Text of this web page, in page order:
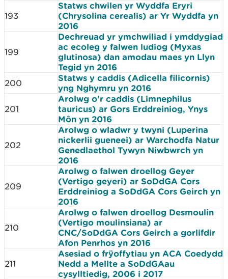
193
Statws chwilen yr Wyddfa Eryri
(Chrysolina cerealis) ar Yr Wyddfa yn
2016
199
Dechreuad yr ymchwiliad i ymddygiad
ac ecoleg y falwen ludiog (Myxas
glutinosa) dan amodau maes yn Llyn
Tegid yn 2016
200
Statws y caddis (Adicella filicornis)
yng Nghymru yn 2016
201
Arolwg o'r caddis (Limnephilus
tauricus) ar Gors Erddreiniog, Ynys
Môn yn 2016
202
Arolwg o wladwr y twyni (Luperina
nickerlii gueneei) ar Warchodfa Natur
Genedlaethol Tywyn Niwbwrch yn
2016
209
Arolwg o falwen droellog Geyer
(Vertigo geyeri) ar SoDdGA Cors
Erddreiniog a SoDdGA Cors Geirch yn
2016
210
Arolwg o falwen droellog Desmoulin
(Vertigo moulinsiana) ar
CNC/SoDdGA Cors Geirch a gorlifdir
Afon Penrhos yn 2016
211
Asesiad o frÿoffytiau yn ACA Coedydd
Nedd a Mellte a SoDdGAau
cysylltiedig, 2006 i 2017